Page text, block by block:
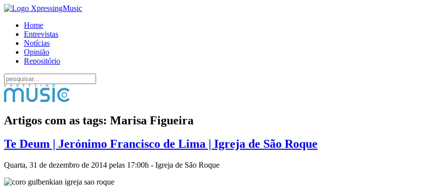
Home
Entrevistas
Notícias
Opinião
Repositório
Artigos com as tags: Marisa Figueira
Te Deum | Jerónimo Francisco de Lima | Igreja de São Roque
Quarta, 31 de dezembro de 2014 pelas 17:00h - Igreja de São Roque